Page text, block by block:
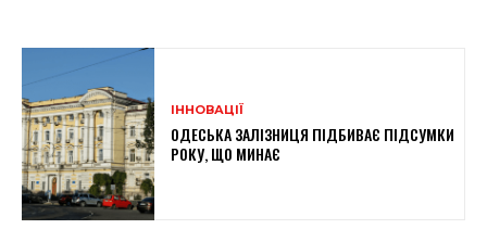
ІННОВАЦІЇ
ОДЕСЬКА ЗАЛІЗНИЦЯ ПІДБИВАЄ ПІДСУМКИ
РОКУ, ЩО МИНАЄ